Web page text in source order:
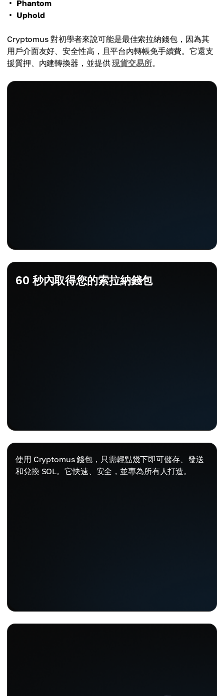
Phantom
Uphold
Cryptomus 對初學者來說可能是最佳索拉納錢包，因為其
用戶介面友好、安全性高，且平台內轉帳免手續費。它還支
援質押、內建轉換器，並提供現貨交易所。
60 秒內取得您的索拉納錢包
使用 Cryptomus 錢包，只需輕點幾下即可儲存、發送
和兌換 SOL。它快速、安全，並專為所有人打造。